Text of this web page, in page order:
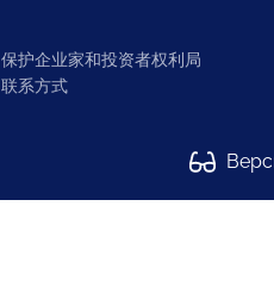
保护企业家和投资者权利局
联系方式